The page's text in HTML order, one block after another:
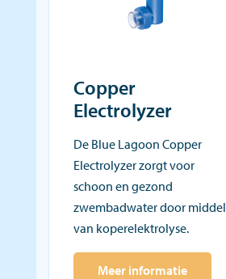
Copper
Electrolyzer
De Blue Lagoon Copper
Electrolyzer zorgt voor
schoon en gezond
zwembadwater door middel
van koperelektrolyse.
Meer informatie